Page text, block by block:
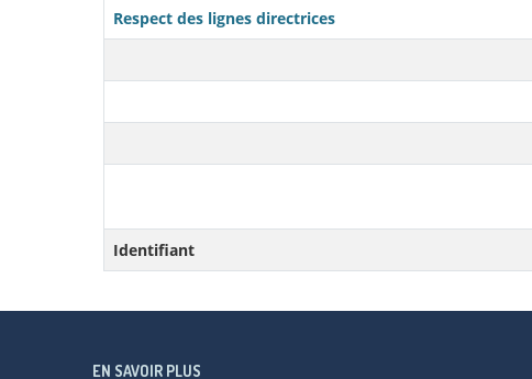
Respect des lignes directrices
Identifiant
EN SAVOIR PLUS